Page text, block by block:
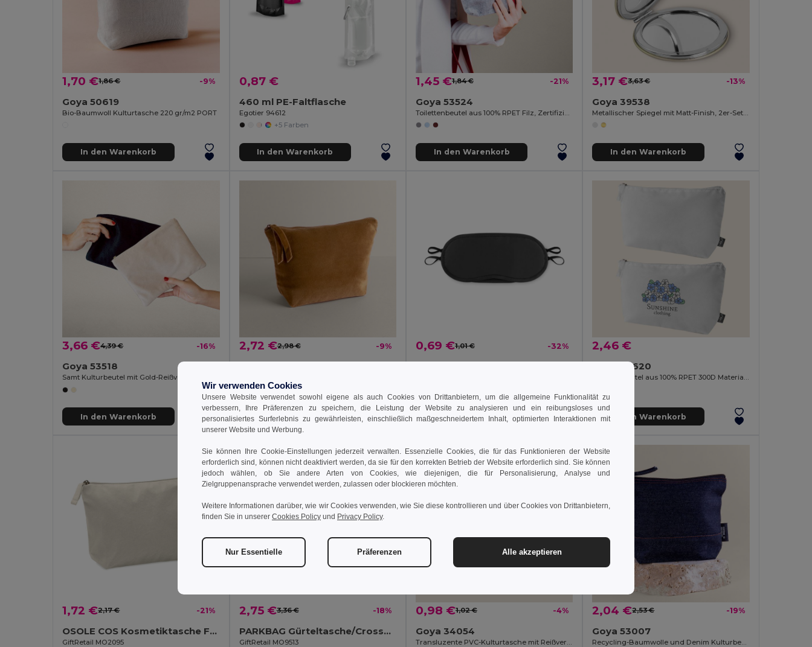
1,70 €1,86 € -9%
Goya 50619
Bio-Baumwoll Kulturtasche 220 gr/m2 PORT
In den Warenkorb
0,87 €
460 ml PE-Faltflasche
Egotier 94612
+5 Farben
In den Warenkorb
1,45 €1,84 € -21%
Goya 53524
Toilettenbeutel aus 100% RPET Filz, Zertifiziert PATCH
In den Warenkorb
3,17 €3,63 € -13%
Goya 39538
Metallischer Spiegel mit Matt-Finish, 2er-Set BEVERLY
In den Warenkorb
3,66 €4,39 € -16%
Goya 53518
In den Warenkorb
2,72 €2,98 € -9%
In den Warenkorb
0,69 €1,01 € -32%
In den Warenkorb
2,46 €
Goya 50620
Toilettenbeutel aus 100% RPET 300D Material SHED
In den Warenkorb
1,72 €2,17 € -21%
OSOLE COS Kosmetiktasche Fairtrade
GiftRetail MO2095
2,75 €3,36 € -18%
PARKBAG Gürteltasche/Crosswear Tasche
GiftRetail MO9513
0,98 €1,02 € -4%
Goya 34054
2,04 €2,53 € -19%
Goya 53007
Wir verwenden Cookies
Unsere Website verwendet sowohl eigene als auch Cookies von Drittanbietern, um die allgemeine Funktionalität zu
verbessern, Ihre Präferenzen zu speichern, die Leistung der Website zu analysieren und ein reibungsloses und
personalisiertes Surferlebnis zu gewährleisten, einschließlich maßgeschneidertem Inhalt, optimierten Interaktionen mit
unserer Website und Werbung.
Sie können Ihre Cookie-Einstellungen jederzeit verwalten. Essenzielle Cookies, die für das Funktionieren der Website
erforderlich sind, können nicht deaktiviert werden, da sie für den korrekten Betrieb der Website erforderlich sind. Sie können
jedoch wählen, ob Sie andere Arten von Cookies, wie diejenigen, die für Personalisierung, Analyse und
Zielgruppenansprache verwendet werden, zulassen oder blockieren möchten.
Weitere Informationen darüber, wie wir Cookies verwenden, wie Sie diese kontrollieren und über Cookies von Drittanbietern,
finden Sie in unserer Cookies Policy und Privacy Policy.
Nur Essentielle Präferenzen Alle akzeptieren